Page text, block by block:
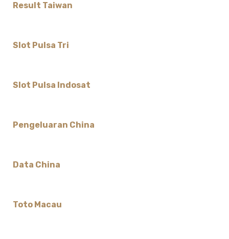
Result Taiwan
Slot Pulsa Tri
Slot Pulsa Indosat
Pengeluaran China
Data China
Toto Macau